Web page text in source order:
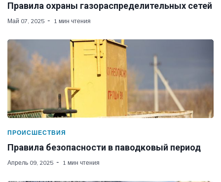
Правила охраны газораспределительных сетей
Май 07, 2025 1 мин чтения
ПРОИСШЕСТВИЯ
Правила безопасности в паводковый период
Апрель 09, 2025 1 мин чтения